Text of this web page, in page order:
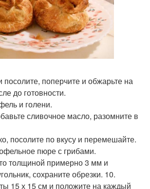
посолите, поперчите и обжарьте на
до готовности.
и голени.
сливочное масло, разомните в
посолите по вкусу и перемешайте.
пюре с грибами.
толщиной примерно 3 мм и
сохраните обрезки. 10.
15 х 15 см и положите на каждый